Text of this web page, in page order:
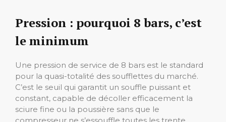
Pression : pourquoi 8 bars, c’est
le minimum
Une pression de service de 8 bars est le standard
pour la quasi-totalité des soufflettes du marché.
C’est le seuil qui garantit un souffle puissant et
constant, capable de décoller efficacement la
sciure fine ou la poussière sans que le